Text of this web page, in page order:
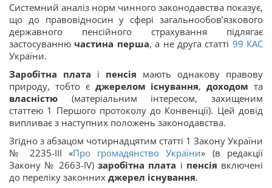
Системний аналіз норм чинного законодавства показує,
що до правовідносин у сфері загальнообов’язкового
державного пенсійного страхування підлягає
застосуванню частина перша, а не друга статті 99 КАС
України.
Заробітна плата і пенсія мають однакову правову
природу, тобто є джерелом існування,доходом та
власністю (матеріальним інтересом, захищеним
статтею 1 Першого протоколу до Конвенції). Цей довід
випливає з наступних положень законодавства.
Згідно з абзацом чотирнадцятим статті 1 Закону України
№ 2235-III «Про громадянство України» (в редакції
Закону № 2663-IV) заробітна плата і пенсія включені
до переліку законних джерел існування.